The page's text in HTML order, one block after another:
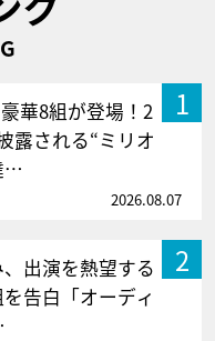
1
豪華8組が登場！2
露される“ミリオ
…
2026.08.07
2
出演を熱望する
告白「オーディ